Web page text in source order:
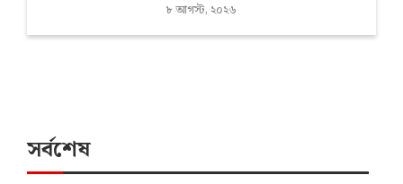
৮ আগস্ট, ২০২৬
সর্বশেষ